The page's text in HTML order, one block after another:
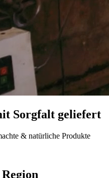
Sorgfalt geliefert
& natürliche Produkte